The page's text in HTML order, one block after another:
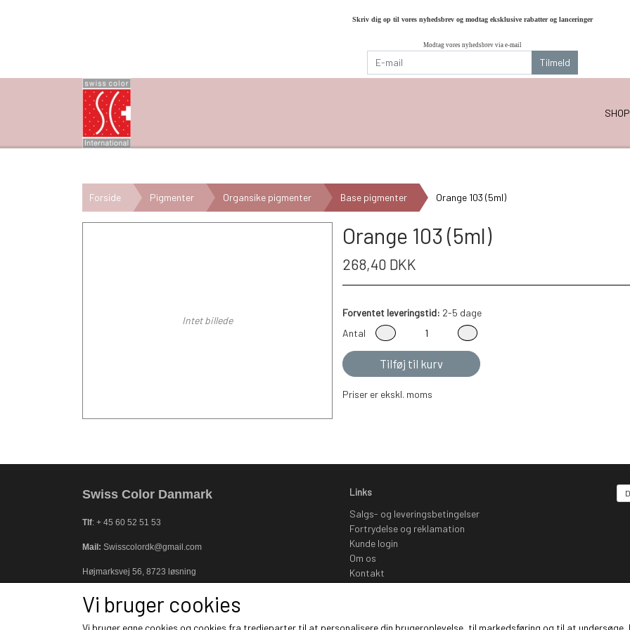
Skriv dig op til vores nyhedsbrev og modtag eksklusive rabatter og lanceringer
Modtag vores nyhedsbrev via e-mail
Tilmeld
SHOP
Forside Pigmenter Organsike pigmenter Base pigmenter Orange 103 (5ml)
Intet billede
Orange 103 (5ml)
268,40 DKK
Forventet leveringstid: 2-5 dage
Antal
Tilføj til kurv
Priser er ekskl. moms
Swiss Color Danmark
Tlf: + 45 60 52 51 53
Mail: Swisscolordk@gmail.com
Højmarksvej 56, 8723 løsning
CVR : 37335657
Links
Salgs- og leveringsbetingelser
Fortrydelse og reklamation
Kunde login
Om os
Kontakt
Vi bruger cookies
Vi bruger egne cookies og cookies fra tredjeparter til at personalisere din brugeroplevelse, til markedsføring og til at undersøge,